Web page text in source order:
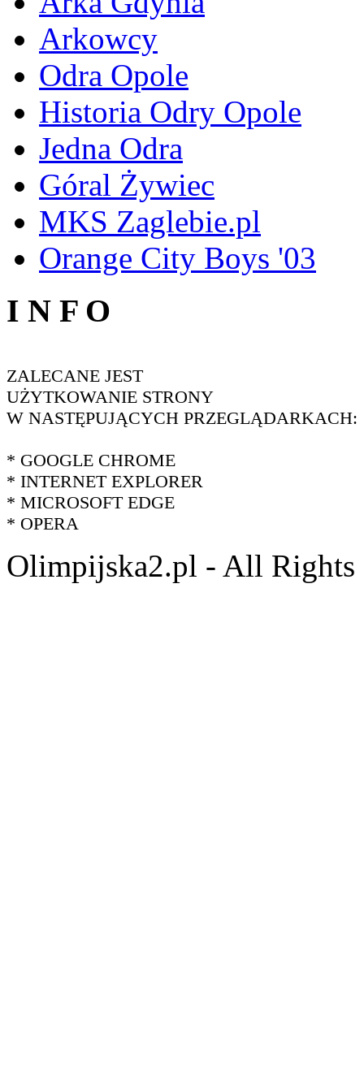
Arkowcy
Odra Opole
Historia Odry Opole
Jedna Odra
Góral Żywiec
MKS Zaglebie.pl
Orange City Boys '03
I N F O
ZALECANE JEST
UŻYTKOWANIE STRONY
W NASTĘPUJĄCYCH PRZEGLĄDARKACH:
* GOOGLE CHROME
* INTERNET EXPLORER
* MICROSOFT EDGE
* OPERA
Olimpijska2.pl - All Rights